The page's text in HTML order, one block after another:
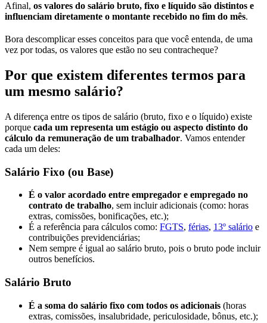
Afinal, os valores do salário bruto, fixo e líquido são distintos e
influenciam diretamente o montante recebido no fim do mês.
Bora descomplicar esses conceitos para que você entenda, de uma
vez por todas, os valores que estão no seu contracheque?
Por que existem diferentes termos para
um mesmo salário?
A diferença entre os tipos de salário (bruto, fixo e o líquido) existe
porque cada um representa um estágio ou aspecto distinto do
cálculo da remuneração de um trabalhador. Vamos entender
cada um deles:
Salário Fixo (ou Base)
É o valor acordado entre empregador e empregado no
contrato de trabalho, sem incluir adicionais (como: horas
extras, comissões, bonificações, etc.);
É a referência para cálculos como: FGTS, férias, 13º salário e
contribuições previdenciárias;
Nem sempre é igual ao salário bruto, pois o bruto pode incluir
outros benefícios.
Salário Bruto
É a soma do salário fixo com todos os adicionais (horas
extras, comissões, insalubridade, periculosidade, bônus, etc.);